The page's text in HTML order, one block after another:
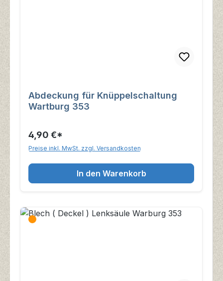
Abdeckung für Knüppelschaltung
Wartburg 353
4,90 €*
Preise inkl. MwSt. zzgl. Versandkosten
In den Warenkorb